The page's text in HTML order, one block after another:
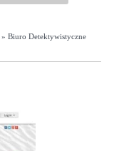
» Biuro Detektywistyczne